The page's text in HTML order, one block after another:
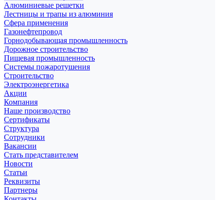
Алюминиевые решетки
Лестницы и трапы из алюминия
Сфера применения
Газонефтепровод
Горнодобывающая промышленность
Дорожное строительство
Пищевая промышленность
Системы пожаротушения
Строительство
Электроэнергетика
Акции
Компания
Наше производство
Сертификаты
Структура
Сотрудники
Вакансии
Стать представителем
Новости
Статьи
Реквизиты
Партнеры